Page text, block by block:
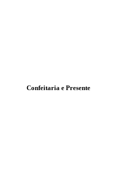
Confeitaria e Presente